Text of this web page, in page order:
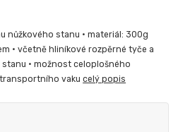
nůžkového stanu • materiál: 300g
• včetně hliníkové rozpěrné tyče a
• možnost celoplošného
vakucelý popis